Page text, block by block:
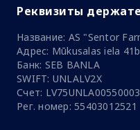
Реквизиты
Название: AS "Sentor
Адрес: Mūkusalas iela
Банк: SEB BANLA
SWIFT: UNLALV2X
Счет:
Рег. номер: 55403012521